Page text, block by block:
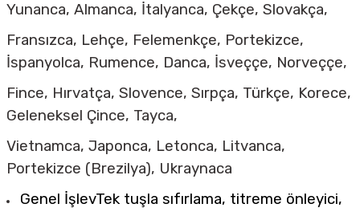
Yunanca, Almanca, İtalyanca, Çekçe, Slovakça,
Fransızca, Lehçe, Felemenkçe, Portekizce,
İspanyolca, Rumence, Danca, İsveççe, Norveççe,
Fince, Hırvatça, Slovence, Sırpça, Türkçe, Korece,
Geleneksel Çince, Tayca,
Vietnamca, Japonca, Letonca, Litvanca,
Portekizce (Brezilya), Ukraynaca
Genel İşlevTek tuşla sıfırlama, titreme önleyici,